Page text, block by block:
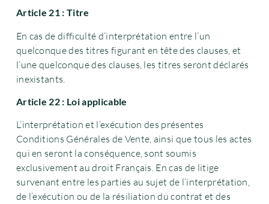
Article 21 : Titre
En cas de difficulté d’interprétation entre l’un
quelconque des titres figurant en tête des clauses, et
l’une quelconque des clauses, les titres seront déclarés
inexistants.
Article 22 : Loi applicable
L’interprétation et l’exécution des présentes
Conditions Générales de Vente, ainsi que tous les actes
qui en seront la conséquence, sont soumis
exclusivement au droit Français. En cas de litige
survenant entre les parties au sujet de l’interprétation,
de l’exécution ou de la résiliation du contrat et des